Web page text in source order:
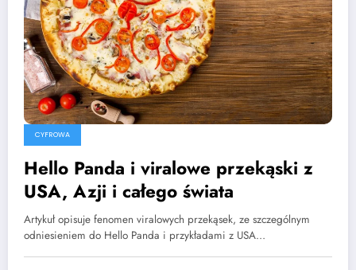
CYFROWA
Hello Panda i viralowe przekąski z
USA, Azji i całego świata
Artykuł opisuje fenomen viralowych przekąsek, ze szczególnym
odniesieniem do Hello Panda i przykładami z USA…